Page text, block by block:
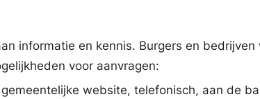
informatie en kennis. Burgers en
voor aanvragen:
website, telefonisch, aan de